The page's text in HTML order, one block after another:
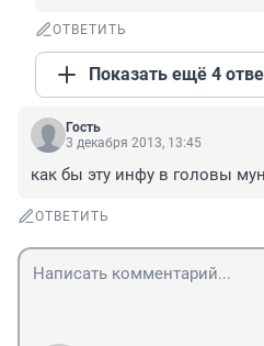
ОТВЕТИТЬ
Показать ещё 4
Гость
3 декабря 2013, 13:45
как бы эту инфу в головы
ОТВЕТИТЬ